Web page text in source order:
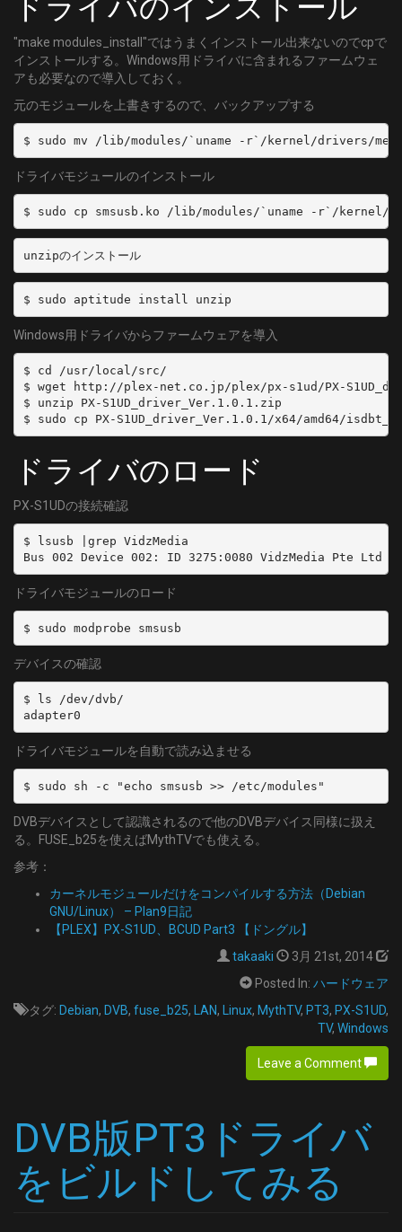
ドライバのインストール
"make modules_install"ではうまくインストール出来ないのでcpで
インストールする。Windows用ドライバに含まれるファームウェ
アも必要なので導入しておく。
元のモジュールを上書きするので、バックアップする
$ sudo mv /lib/modules/`uname -r`/kernel/drivers/
ドライバモジュールのインストール
$ sudo cp smsusb.ko /lib/modules/`uname -r`/kernel/
unzipのインストール
$ sudo aptitude install unzip
Windows用ドライバからファームウェアを導入
$ cd /usr/local/src/
$ wget http://plex-net.co.jp/plex/px-s1ud/PX-
$ unzip PX-S1UD_driver_Ver.1.0.1.zip
$ sudo cp PX-S1UD_driver_Ver.1.0.1/x64/amd64/
ドライバのロード
PX-S1UDの接続確認
$ lsusb |grep VidzMedia
Bus 002 Device 002: ID 3275:0080 VidzMedia Pte Ltd
ドライバモジュールのロード
$ sudo modprobe smsusb
デバイスの確認
$ ls /dev/dvb/
adapter0
ドライバモジュールを自動で読み込ませる
$ sudo sh -c "echo smsusb >> /etc/modules"
DVBデバイスとして認識されるので他のDVBデバイス同様に扱え
る。FUSE_b25を使えばMythTVでも使える。
参考：
カーネルモジュールだけをコンパイルする方法（Debian
GNU/Linux） – Plan9日記
【PLEX】PX-S1UD、BCUD Part3 【ドングル】
takaaki
3月 21st, 2014
Posted In: ハードウェア
タグ: Debian, DVB, fuse_b25, LAN, Linux, MythTV, PT3, PX-S1UD,
TV, Windows
Leave a Comment
DVB版PT3ドライバ
をビルドしてみる